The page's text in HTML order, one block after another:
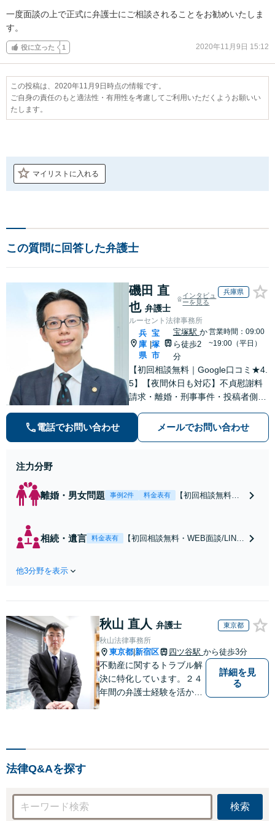
一度面談の上で正式に弁護士にご相談されることをお勧めいたしま
す。
役に立った 1 2020年11月9日 15:12
この投稿は、2020年11月9日時点の情報です。
ご自身の責任のもと適法性・有用性を考慮してご利用いただくようお願いい
たします。
マイリストに入れる
この質問に回答した弁護士
磯田 直
也 弁護士
インタビュ
ーを見る
兵庫県
ルーセント法律事務所
兵
庫
県
|
宝
塚
市
宝塚駅 か
ら徒歩2
分
営業時間：09:00
~19:00（平日）
【初回相談無料｜Google口コミ★4.
5】【夜間休日も対応】不貞慰謝料
請求・離婚・刑事事件・投稿者側発
数。オーダーメイドのサービスで問
題解決や事業の推進を強力にサポー
電話でお問い合わせ メールでお問い合わせ
注力分野
離婚・男女問題 事例2件 料金表有
【初回相談無料・
倫の早期解決】
事務所でオーダー
メイドの「後悔し
間休日対応】
相続・遺言 料金表有
【初回相談無料・WEB面談/LINE
産分割協議の代理や遺言書の作
【地域密着】
他3分野を表示
秋山 直人 弁護士 東京都
秋山法律事務所
東京都 新宿区 四ツ谷駅 から徒歩3分
不動産に関するトラブル解
決に特化しています。２４
年間の弁護士経験を活かし
詳細を見
る
法律Q&Aを探す
検索